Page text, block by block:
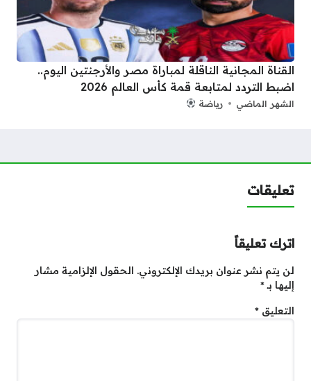
القناة المجانية الناقلة لمباراة مصر والأرجنتين اليوم..
اضبط التردد لمتابعة قمة كأس العالم 2026
الشهر الماضي رياضة
تعليقات
اترك تعليقاً
لن يتم نشر عنوان بريدك الإلكتروني. الحقول الإلزامية مشار
إليها بـ*
التعليق *